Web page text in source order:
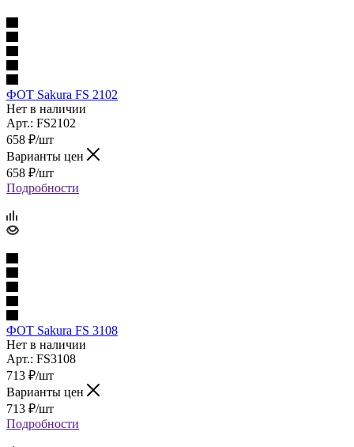
ФОТ Sakura FS 2102
Нет в наличии
Арт.: FS2102
658 ₽/шт
Варианты цен
658 ₽/шт
Подробности
ФОТ Sakura FS 3108
Нет в наличии
Арт.: FS3108
713 ₽/шт
Варианты цен
713 ₽/шт
Подробности